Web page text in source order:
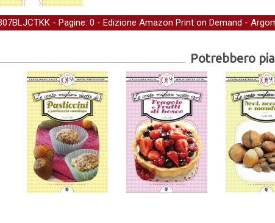
- Pagine: 0 - Edizione Amazon Print on Demand -
Potrebbero